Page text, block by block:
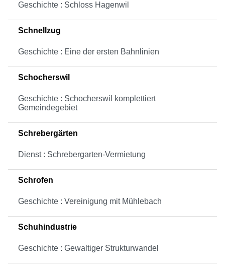
Geschichte : Schloss Hagenwil
Schnellzug
Geschichte : Eine der ersten Bahnlinien
Schocherswil
Geschichte : Schocherswil komplettiert
Gemeindegebiet
Schrebergärten
Dienst : Schrebergarten-Vermietung
Schrofen
Geschichte : Vereinigung mit Mühlebach
Schuhindustrie
Geschichte : Gewaltiger Strukturwandel